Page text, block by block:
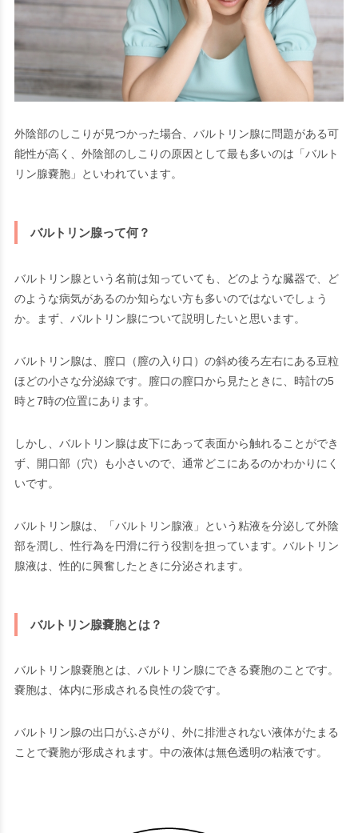
外陰部のしこりが見つかった場合、バルトリン腺に問題がある可
能性が高く、外陰部のしこりの原因として最も多いのは「バルト
リン腺嚢胞」といわれています。
バルトリン腺って何？
バルトリン腺という名前は知っていても、どのような臓器で、ど
のような病気があるのか知らない方も多いのではないでしょう
か。まず、バルトリン腺について説明したいと思います。
バルトリン腺は、膣口（膣の入り口）の斜め後ろ左右にある豆粒
ほどの小さな分泌線です。膣口の膣口から見たときに、時計の5
時と7時の位置にあります。
しかし、バルトリン腺は皮下にあって表面から触れることができ
ず、開口部（穴）も小さいので、通常どこにあるのかわかりにく
いです。
バルトリン腺は、「バルトリン腺液」という粘液を分泌して外陰
部を潤し、性行為を円滑に行う役割を担っています。バルトリン
腺液は、性的に興奮したときに分泌されます。
バルトリン腺嚢胞とは？
バルトリン腺嚢胞とは、バルトリン腺にできる嚢胞のことです。
嚢胞は、体内に形成される良性の袋です。
バルトリン腺の出口がふさがり、外に排泄されない液体がたまる
ことで嚢胞が形成されます。中の液体は無色透明の粘液です。